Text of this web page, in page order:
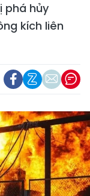
phá hủy
kích liên